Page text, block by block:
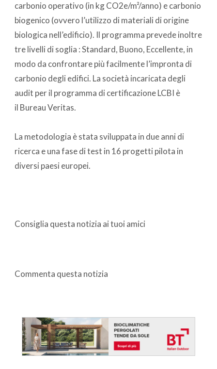
carbonio operativo (in kg CO2e/m²/anno) e carbonio
biogenico (ovvero l’utilizzo di materiali di origine
biologica nell’edificio). Il programma prevede inoltre
tre livelli di soglia : Standard, Buono, Eccellente, in
modo da confrontare più facilmente l’impronta di
carbonio degli edifici. La società incaricata degli
audit per il programma di certificazione LCBI è
il Bureau Veritas.
La metodologia è stata sviluppata in due anni di
ricerca e una fase di test in 16 progetti pilota in
diversi paesi europei.
Consiglia questa notizia ai tuoi amici
Commenta questa notizia